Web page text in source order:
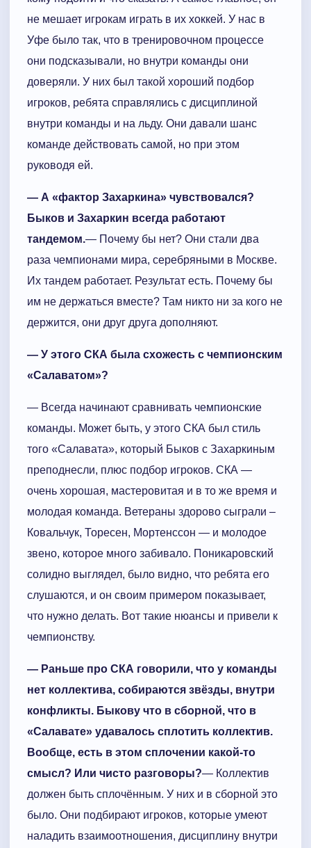
не мешает игрокам играть в их хоккей. У нас в
Уфе было так, что в тренировочном процессе
они подсказывали, но внутри команды они
доверяли. У них был такой хороший подбор
игроков, ребята справлялись с дисциплиной
внутри команды и на льду. Они давали шанс
команде действовать самой, но при этом
руководя ей.
— А «фактор Захаркина» чувствовался?
Быков и Захаркин всегда работают
тандемом.— Почему бы нет? Они стали два
раза чемпионами мира, серебряными в Москве.
Их тандем работает. Результат есть. Почему бы
им не держаться вместе? Там никто ни за кого не
держится, они друг друга дополняют.
— У этого СКА была схожесть с чемпионским
«Салаватом»?
— Всегда начинают сравнивать чемпионские
команды. Может быть, у этого СКА был стиль
того «Салавата», который Быков с Захаркиным
преподнесли, плюс подбор игроков. СКА —
очень хорошая, мастеровитая и в то же время и
молодая команда. Ветераны здорово сыграли –
Ковальчук, Торесен, Мортенссон — и молодое
звено, которое много забивало. Поникаровский
солидно выглядел, было видно, что ребята его
слушаются, и он своим примером показывает,
что нужно делать. Вот такие нюансы и привели к
чемпионству.
— Раньше про СКА говорили, что у команды
нет коллектива, собираются звёзды, внутри
конфликты. Быкову что в сборной, что в
«Салавате» удавалось сплотить коллектив.
Вообще, есть в этом сплочении какой-то
смысл? Или чисто разговоры?— Коллектив
должен быть сплочённым. У них и в сборной это
было. Они подбирают игроков, которые умеют
наладить взаимоотношения, дисциплину внутри